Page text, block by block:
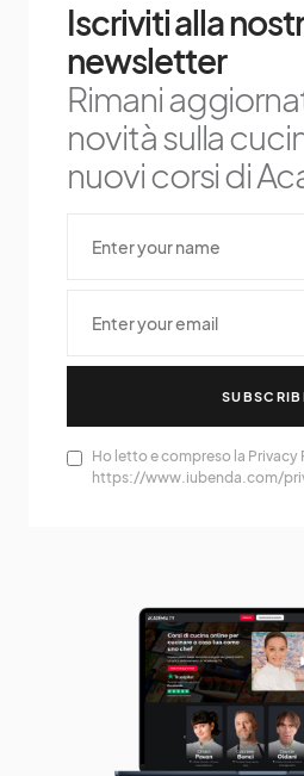
Iscriviti alla
newsletter
Rimani
novità sulla
nuovi corsi di
Ho letto e compreso la Privacy
https://www.iubenda.com/